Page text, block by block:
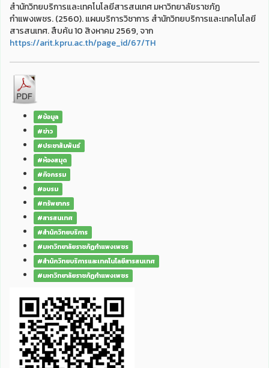
สำนักวิทยบริการและเทคโนโลยีสารสนเทศ มหาวิทยาลัยราชภัฏ
กำแพงเพชร. (2560). แผนบริการวิชาการ สำนักวิทยบริการและเทคโนโลยี
สารสนเทศ. สืบค้น 10 สิงหาคม 2569, จาก
https://arit.kpru.ac.th/page_id/67/TH
#ข้อมูล
#ข่าว
#ประชาสัมพันธ์
#ห้องสมุด
#กิจกรรม
#อบรม
#ทรัพยากร
#สารสนเทศ
#สำนักวิทยบริการ
#มหาวิทยาลัยราชภัฏกำแพงเพชร
#สำนักวิทยบริการและเทคโนโลยีสารสนเทศ
#มหาวิทยาลัยราชภัฏกำแพงเพชร